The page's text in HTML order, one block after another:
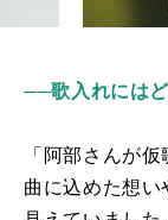
──歌入れには
「阿部さんが
曲に込めた想い